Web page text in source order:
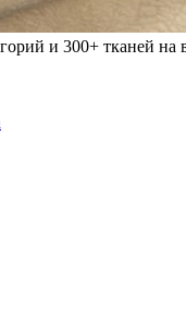
и 300+ тканей на